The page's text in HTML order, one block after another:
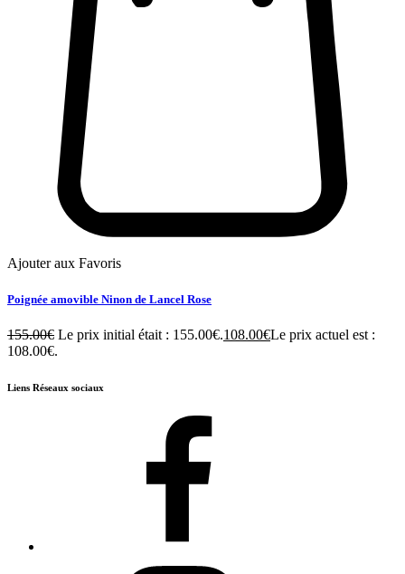
Ajouter aux Favoris
Poignée amovible Ninon de Lancel Rose
155.00€ Le prix initial était : 155.00€.108.00€Le prix actuel est :
108.00€.
Liens Réseaux sociaux